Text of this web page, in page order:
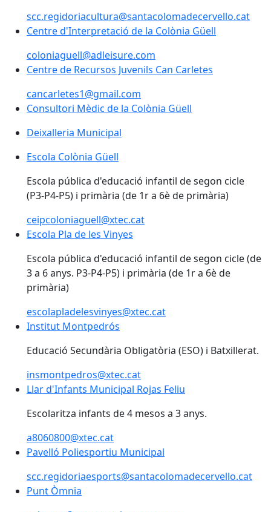
scc.regidoriacultura@santacolomadecervello.cat
Centre d'Interpretació de la Colònia Güell
Centre d'Interpretació de la Colònia Güell
coloniaguell@adleisure.com
Centre de Recursos Juvenils Can Carletes
Centre de Recursos Juvenils Can Carletes
cancarletes1@gmail.com
Consultori Mèdic de la Colònia Güell
Deixalleria Municipal
Escola Colònia Güell
Escola Colònia Güell
Escola pública d'educació infantil de segon cicle
(P3-P4-P5) i primària (de 1r a 6è de primària)
ceipcoloniaguell@xtec.cat
Escola Pla de les Vinyes
Escola Pla de les Vinyes
Escola pública d'educació infantil de segon cicle (de
3 a 6 anys. P3-P4-P5) i primària (de 1r a 6è de
primària)
escolapladelesvinyes@xtec.cat
Institut Montpedrós
Institut Montpedrós
Educació Secundària Obligatòria (ESO) i Batxillerat.
insmontpedros@xtec.cat
Llar d'Infants Municipal Rojas Feliu
Llar d'Infants Municipal Rojas Feliu
Escolaritza infants de 4 mesos a 3 anys.
a8060800@xtec.cat
Pavelló Poliesportiu Municipal
scc.regidoriaesports@santacolomadecervello.cat
Punt Òmnia
Punt Òmnia